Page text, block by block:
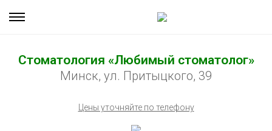
Стоматология «Любимый стоматолог»
Минск, ул. Притыцкого, 39
Цены уточняйте по телефону